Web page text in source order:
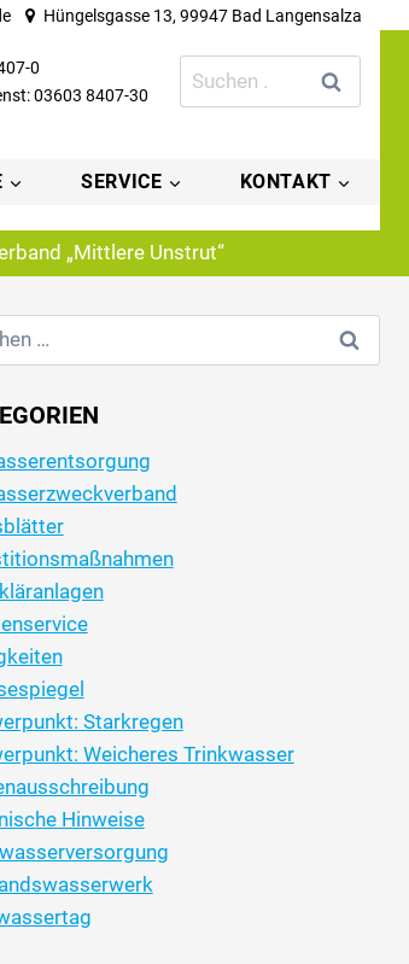
Hüngelsgasse 13, 99947 Bad Langensalza
0
03603 8407-30
Suchen
nach:
SERVICE KONTAKT
„Mittlere Unstrut“
Starkregen
Weicheres Trinkwasser
Hinweise